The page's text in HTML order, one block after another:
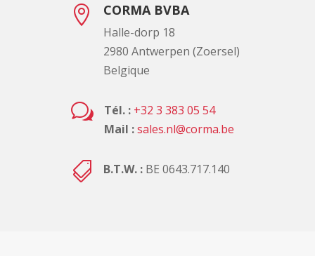
 CORMA BVBA
Halle-dorp 18
2980 Antwerpen (Zoersel)
Belgique
w Tél. : +32 3 383 05 54
Mail :sales.nl@corma.be
 B.T.W. : BE 0643.717.140